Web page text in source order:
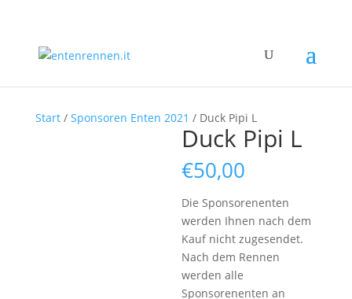
Start/ Sponsoren Enten 2021 / Duck Pipi L
Duck Pipi L
€50,00
Die Sponsorenenten
werden Ihnen nach dem
Kauf nicht zugesendet.
Nach dem Rennen
werden alle
Sponsorenenten an